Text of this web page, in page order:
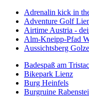
Adrenalin kick in
Adventure Golf
Airtime Austria -
Alm-Kneipp-Pfad
Aussichtsberg
Badespaß am
Bikepark Lienz
Burg Heinfels
Burgruine